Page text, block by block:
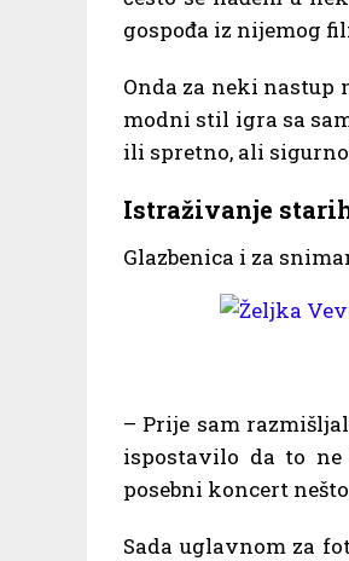
gospođa iz nijemog
Onda za neki
modni stil igra sa
ili spretno, ali
Istraživanje
Glazbenica i za
– Prije sam
ispostavilo da to
posebni koncert
Sada uglavnom za